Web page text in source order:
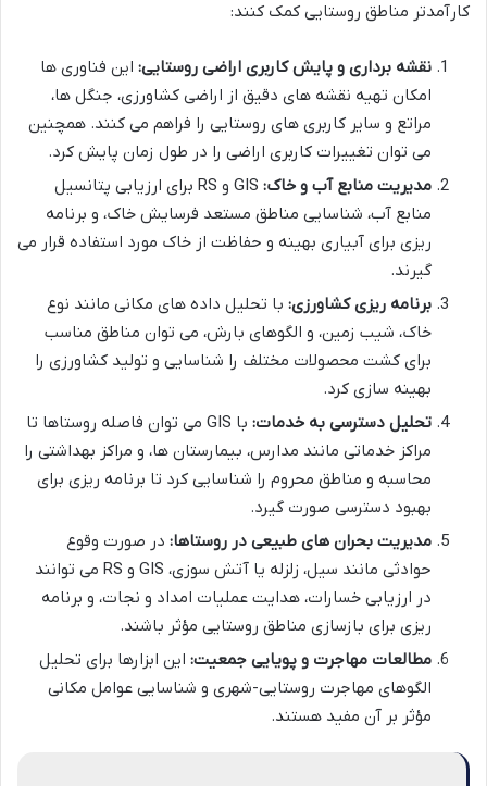
کارآمدتر مناطق روستایی کمک کنند:
نقشه برداری و پایش کاربری اراضی روستایی: این فناوری ها
امکان تهیه نقشه های دقیق از اراضی کشاورزی، جنگل ها،
مراتع و سایر کاربری های روستایی را فراهم می کنند. همچنین
می توان تغییرات کاربری اراضی را در طول زمان پایش کرد.
مدیریت منابع آب و خاک:
GIS و RS برای ارزیابی پتانسیل
منابع آب، شناسایی مناطق مستعد فرسایش خاک، و برنامه
ریزی برای آبیاری بهینه و حفاظت از خاک مورد استفاده قرار می
گیرند.
برنامه ریزی کشاورزی: با تحلیل داده های مکانی مانند نوع
خاک، شیب زمین، و الگوهای بارش، می توان مناطق مناسب
برای کشت محصولات مختلف را شناسایی و تولید کشاورزی را
بهینه سازی کرد.
تحلیل دسترسی به خدمات:
با GIS می توان فاصله روستاها تا
مراکز خدماتی مانند مدارس، بیمارستان ها، و مراکز بهداشتی را
محاسبه و مناطق محروم را شناسایی کرد تا برنامه ریزی برای
بهبود دسترسی صورت گیرد.
مدیریت بحران های طبیعی در روستاها: در صورت وقوع
حوادثی مانند سیل، زلزله یا آتش سوزی، GIS و RS می توانند
در ارزیابی خسارات، هدایت عملیات امداد و نجات، و برنامه
ریزی برای بازسازی مناطق روستایی مؤثر باشند.
مطالعات مهاجرت و پویایی جمعیت: این ابزارها برای تحلیل
الگوهای مهاجرت روستایی-شهری و شناسایی عوامل مکانی
مؤثر بر آن مفید هستند.